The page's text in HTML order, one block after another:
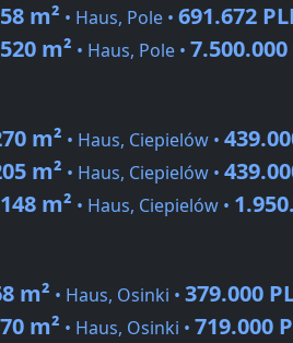
58 m² • Haus, Pole • 691.672
520 m² • Haus, Pole •
m² • Haus, Ciepielów •
m² • Haus, Ciepielów •
148 m² • Haus, Ciepielów •
m² • Haus, Osinki • 379.000
70 m² • Haus, Osinki • 719.000